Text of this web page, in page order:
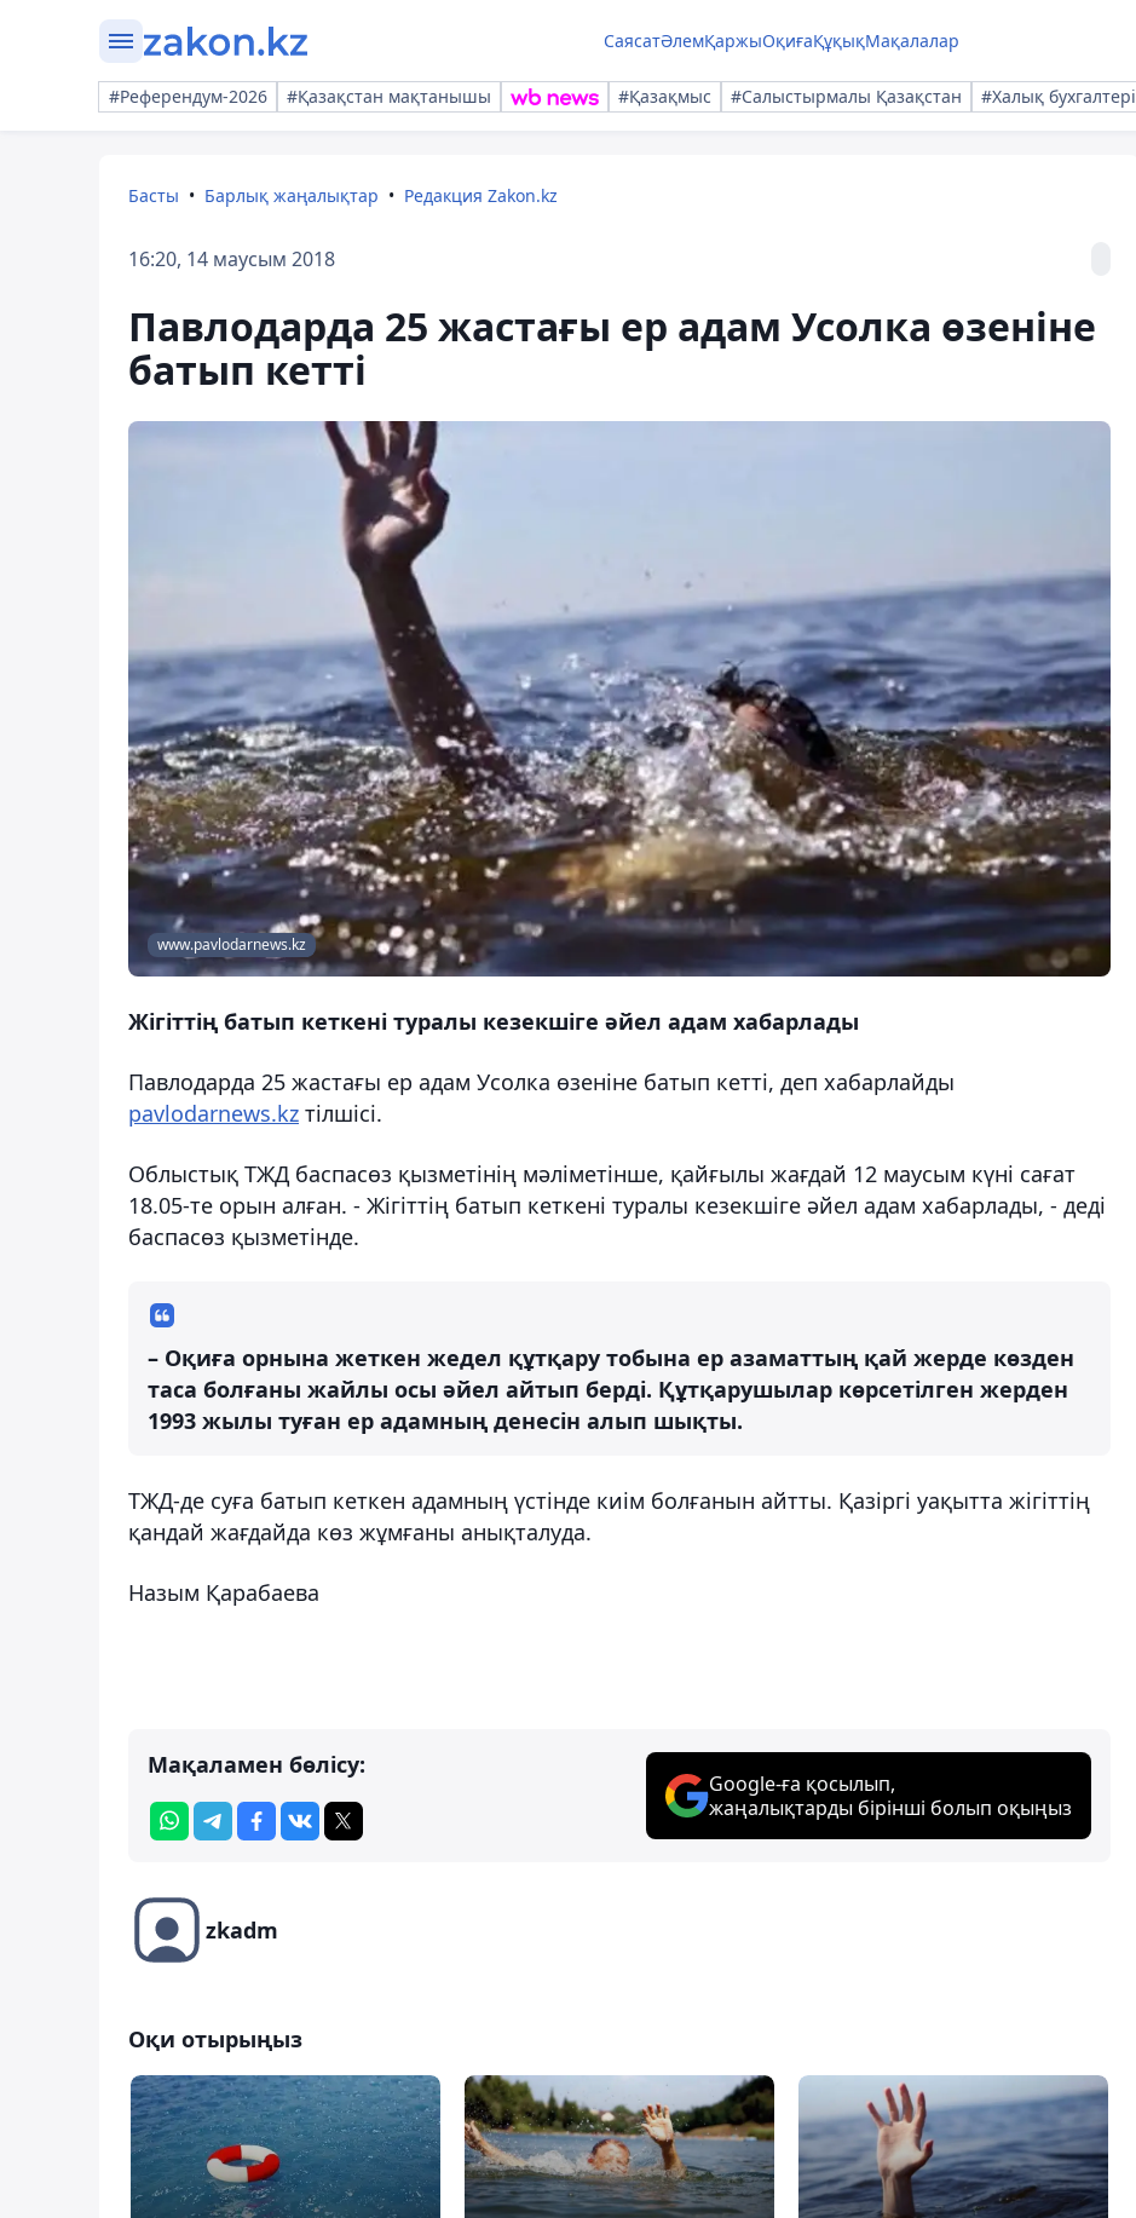
СаясатӘлемҚаржыОқиғаҚұқықМақалалар
#Референдум-2026 #Қазақстан мақтанышы #Қазақмыс #Салыстырмалы Қазақстан #Халық бухгалтері
Басты Барлық жаңалықтар Редакция Zakon.kz
16:20, 14 маусым 2018
Павлодарда 25 жастағы ер адам Усолка өзеніне
батып кетті
www.pavlodarnews.kz
Жігіттің батып кеткені туралы кезекшіге әйел адам хабарлады
Павлодарда 25 жастағы ер адам Усолка өзеніне батып кетті, деп хабарлайды
pavlodarnews.kz тілшісі.
Облыстық ТЖД баспасөз қызметінің мәліметінше, қайғылы жағдай 12 маусым күні сағат
18.05-те орын алған. - Жігіттің батып кеткені туралы кезекшіге әйел адам хабарлады, - деді
баспасөз қызметінде.
– Оқиға орнына жеткен жедел құтқару тобына ер азаматтың қай жерде көзден
таса болғаны жайлы осы әйел айтып берді. Құтқарушылар көрсетілген жерден
1993 жылы туған ер адамның денесін алып шықты.
ТЖД-де суға батып кеткен адамның үстінде киім болғанын айтты. Қазіргі уақытта жігіттің
қандай жағдайда көз жұмғаны анықталуда.
Назым Қарабаева
Мақаламен бөлісу:
Google-ға қосылып,
жаңалықтарды бірінші болып оқыңыз
zkadm
Оқи отырыңыз